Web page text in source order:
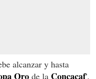
alcanzar y hasta
Oro de la Concacaf',